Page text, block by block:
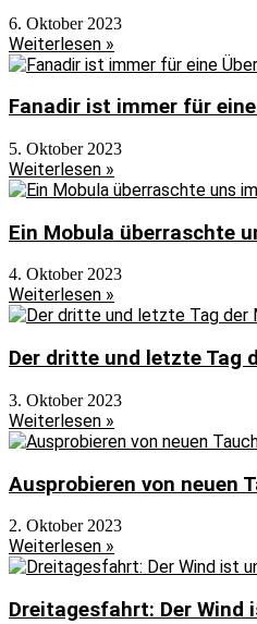
6. Oktober 2023
Weiterlesen »
Fanadir ist immer für
5. Oktober 2023
Weiterlesen »
Ein Mobula überraschte
4. Oktober 2023
Weiterlesen »
Der dritte und letzte Tag
3. Oktober 2023
Weiterlesen »
Ausprobieren von neuen
2. Oktober 2023
Weiterlesen »
Dreitagesfahrt: Der Wind